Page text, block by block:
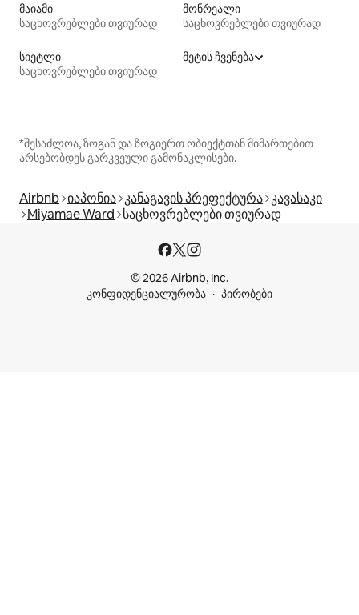
მაიამი
საცხოვრებლები თვიურად
მონრეალი
საცხოვრებლები თვიურად
სიეტლი
საცხოვრებლები თვიურად
მეტის ჩვენება
*შესაძლოა, ზოგან და ზოგიერთ ობიექტთან მიმართებით
არსებობდეს გარკვეული გამონაკლისები.
Airbnb იაპონია კანაგავის პრეფექტურა კავასაკი
Miyamae Ward საცხოვრებლები თვიურად
© 2026 Airbnb, Inc.
კონფიდენციალურობა
პირობები